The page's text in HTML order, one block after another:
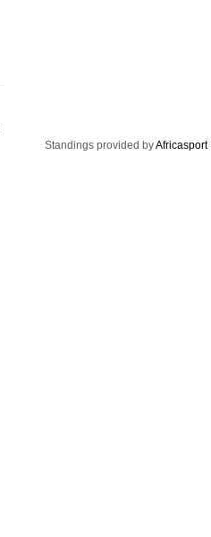
Standings provided byAfricasport